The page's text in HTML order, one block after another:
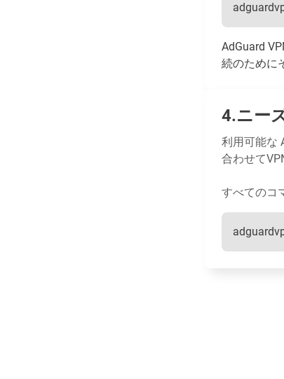
AdGuard
続のために
ニー
利用可能な
合わせて
すべてのコ